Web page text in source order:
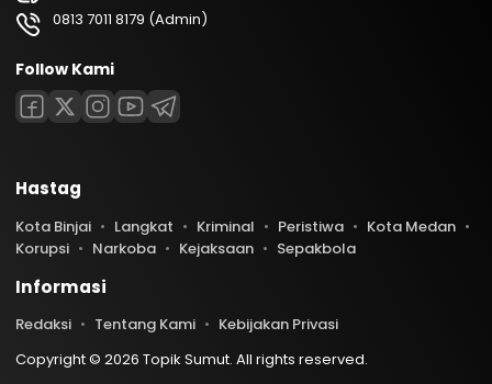
0813 7011 8179 (Admin)
Follow Kami
Hastag
Kota Binjai Langkat Kriminal Peristiwa
Kota Medan
Korupsi
Narkoba Kejaksaan Sepakbola
Informasi
Redaksi Tentang Kami
Kebijakan Privasi
Copyright © 2026 Topik Sumut. All rights reserved.